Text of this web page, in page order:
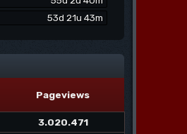
53d 21u 43m
Pageviews
3.020.471